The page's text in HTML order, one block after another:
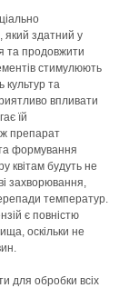
який здатний у
та продовжити
стимулюють
культур та
впливати
їй
препарат
формування
квітам будуть не
захворювання,
температур.
є повністю
оскільки не
для обробки всіх